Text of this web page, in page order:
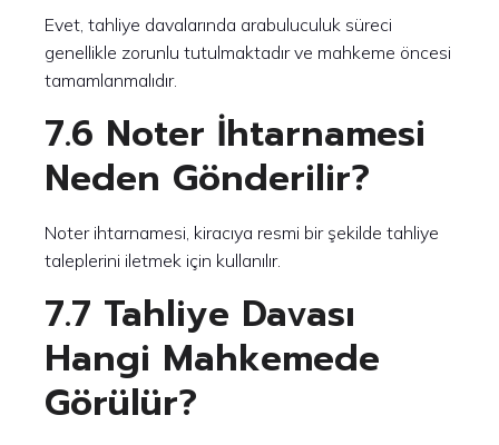
Evet, tahliye davalarında arabuluculuk süreci
genellikle zorunlu tutulmaktadır ve mahkeme öncesi
tamamlanmalıdır.
7.6 Noter İhtarnamesi
Neden Gönderilir?
Noter ihtarnamesi, kiracıya resmi bir şekilde tahliye
taleplerini iletmek için kullanılır.
7.7 Tahliye Davası
Hangi Mahkemede
Görülür?